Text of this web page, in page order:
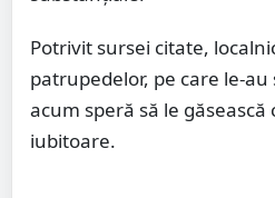
Potrivit sursei citate,
patrupedelor, pe care le-
acum speră să le găsească
iubitoare.